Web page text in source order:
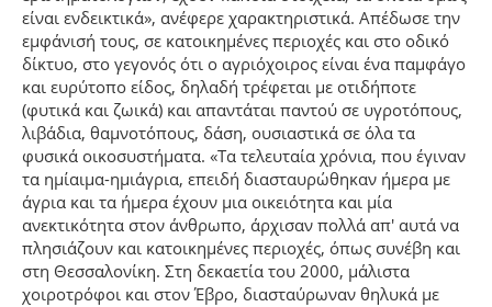
είναι ενδεικτικά», ανέφερε χαρακτηριστικά. Απέδωσε την
εμφάνισή τους, σε κατοικημένες περιοχές και στο οδικό
δίκτυο, στο γεγονός ότι ο αγριόχοιρος είναι ένα παμφάγο
και ευρύτοπο είδος, δηλαδή τρέφεται με οτιδήποτε
(φυτικά και ζωικά) και απαντάται παντού σε υγροτόπους,
λιβάδια, θαμνοτόπους, δάση, ουσιαστικά σε όλα τα
φυσικά οικοσυστήματα. «Τα τελευταία χρόνια, που έγιναν
τα ημίαιμα-ημιάγρια, επειδή διασταυρώθηκαν ήμερα με
άγρια και τα ήμερα έχουν μια οικειότητα και μία
ανεκτικότητα στον άνθρωπο, άρχισαν πολλά απ' αυτά να
πλησιάζουν και κατοικημένες περιοχές, όπως συνέβη και
στη Θεσσαλονίκη. Στη δεκαετία του 2000, μάλιστα
χοιροτρόφοι και στον Έβρο, διασταύρωναν θηλυκά με